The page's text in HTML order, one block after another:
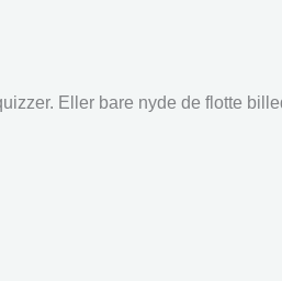
Eller bare nyde de flotte